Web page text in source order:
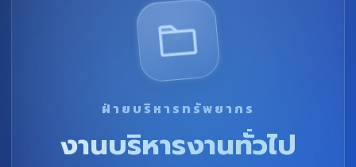
ฝ่ายบริหารทรัพยากร
งานบริหารงานทั่วไป